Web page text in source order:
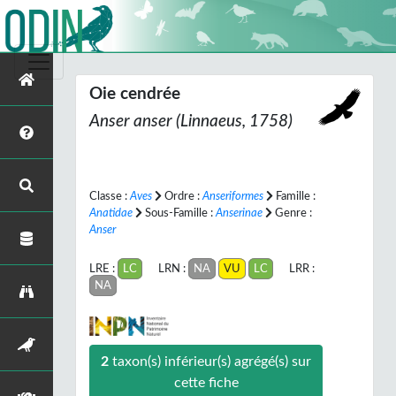
Oie cendrée
Anser anser (Linnaeus, 1758)
Classe : Aves Ordre : Anseriformes
Famille :
Anatidae
Sous-Famille : Anserinae
Genre :
Anser
LRE : LC LRN : NA VU LC
LRR :
NA
2taxon(s) inférieur(s) agrégé(s) sur
cette fiche